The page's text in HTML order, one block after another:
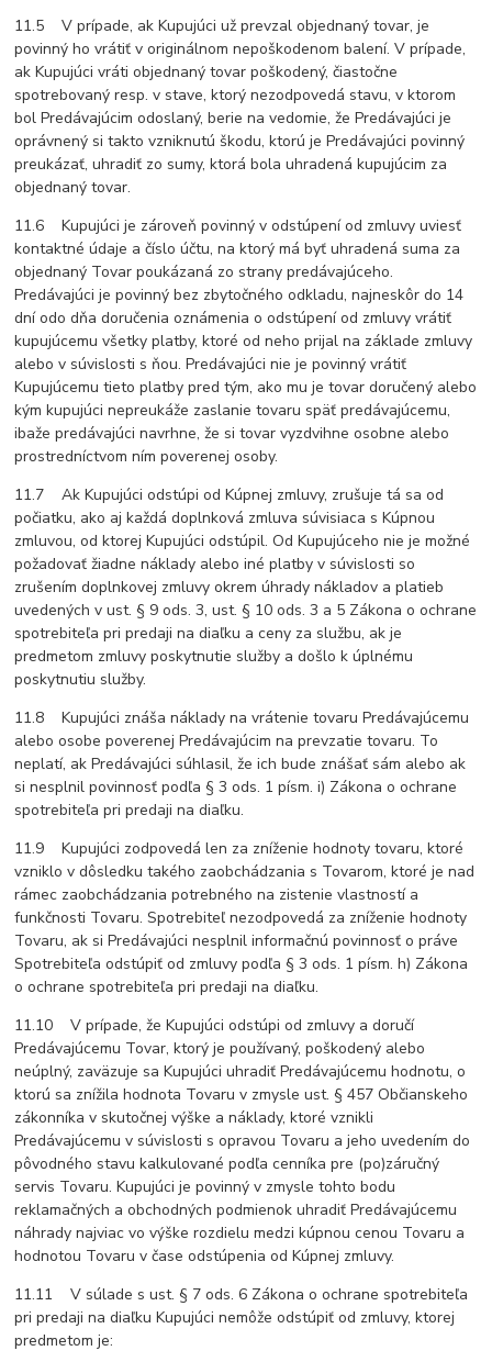
11.5 V prípade, ak Kupujúci už prevzal objednaný tovar, je
povinný ho vrátiť v originálnom nepoškodenom balení. V prípade,
ak Kupujúci vráti objednaný tovar poškodený, čiastočne
spotrebovaný resp. v stave, ktorý nezodpovedá stavu, v ktorom
bol Predávajúcim odoslaný, berie na vedomie, že Predávajúci je
oprávnený si takto vzniknutú škodu, ktorú je Predávajúci povinný
preukázať, uhradiť zo sumy, ktorá bola uhradená kupujúcim za
objednaný tovar.
11.6 Kupujúci je zároveň povinný v odstúpení od zmluvy uviesť
kontaktné údaje a číslo účtu, na ktorý má byť uhradená suma za
objednaný Tovar poukázaná zo strany predávajúceho.
Predávajúci je povinný bez zbytočného odkladu, najneskôr do 14
dní odo dňa doručenia oznámenia o odstúpení od zmluvy vrátiť
kupujúcemu všetky platby, ktoré od neho prijal na základe zmluvy
alebo v súvislosti s ňou. Predávajúci nie je povinný vrátiť
Kupujúcemu tieto platby pred tým, ako mu je tovar doručený alebo
kým kupujúci nepreukáže zaslanie tovaru späť predávajúcemu,
ibaže predávajúci navrhne, že si tovar vyzdvihne osobne alebo
prostredníctvom ním poverenej osoby.
11.7 Ak Kupujúci odstúpi od Kúpnej zmluvy, zrušuje tá sa od
počiatku, ako aj každá doplnková zmluva súvisiaca s Kúpnou
zmluvou, od ktorej Kupujúci odstúpil. Od Kupujúceho nie je možné
požadovať žiadne náklady alebo iné platby v súvislosti so
zrušením doplnkovej zmluvy okrem úhrady nákladov a platieb
uvedených v ust. § 9 ods. 3, ust. § 10 ods. 3 a 5 Zákona o ochrane
spotrebiteľa pri predaji na diaľku a ceny za službu, ak je
predmetom zmluvy poskytnutie služby a došlo k úplnému
poskytnutiu služby.
11.8 Kupujúci znáša náklady na vrátenie tovaru Predávajúcemu
alebo osobe poverenej Predávajúcim na prevzatie tovaru. To
neplatí, ak Predávajúci súhlasil, že ich bude znášať sám alebo ak
si nesplnil povinnosť podľa § 3 ods. 1 písm. i) Zákona o ochrane
spotrebiteľa pri predaji na diaľku.
11.9 Kupujúci zodpovedá len za zníženie hodnoty tovaru, ktoré
vzniklo v dôsledku takého zaobchádzania s Tovarom, ktoré je nad
rámec zaobchádzania potrebného na zistenie vlastností a
funkčnosti Tovaru. Spotrebiteľ nezodpovedá za zníženie hodnoty
Tovaru, ak si Predávajúci nesplnil informačnú povinnosť o práve
Spotrebiteľa odstúpiť od zmluvy podľa § 3 ods. 1 písm. h) Zákona
o ochrane spotrebiteľa pri predaji na diaľku.
11.10 V prípade, že Kupujúci odstúpi od zmluvy a doručí
Predávajúcemu Tovar, ktorý je používaný, poškodený alebo
neúplný, zaväzuje sa Kupujúci uhradiť Predávajúcemu hodnotu, o
ktorú sa znížila hodnota Tovaru v zmysle ust. § 457 Občianskeho
zákonníka v skutočnej výške a náklady, ktoré vznikli
Predávajúcemu v súvislosti s opravou Tovaru a jeho uvedením do
pôvodného stavu kalkulované podľa cenníka pre (po)záručný
servis Tovaru. Kupujúci je povinný v zmysle tohto bodu
reklamačných a obchodných podmienok uhradiť Predávajúcemu
náhrady najviac vo výške rozdielu medzi kúpnou cenou Tovaru a
hodnotou Tovaru v čase odstúpenia od Kúpnej zmluvy.
11.11 V súlade s ust. § 7 ods. 6 Zákona o ochrane spotrebiteľa
pri predaji na diaľku Kupujúci nemôže odstúpiť od zmluvy, ktorej
predmetom je: